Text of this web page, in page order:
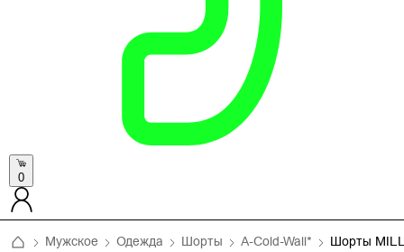
0
Мужское Одежда Шорты A-Cold-Wall* Шорты